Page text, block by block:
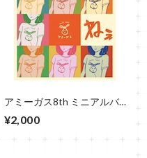
アミーガス8th ミニアルバ
ム「ねぇ」
¥2,000